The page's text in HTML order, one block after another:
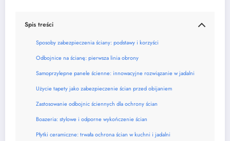
Spis treści
Sposoby zabezpieczenia ściany: podstawy i korzyści
Odbojnice na ścianę: pierwsza linia obrony
Samoprzylepne panele ścienne: innowacyjne rozwiązanie w jadalni
Użycie tapety jako zabezpieczenie ścian przed obijaniem
Zastosowanie odbojnic ściennych dla ochrony ścian
Boazeria: stylowe i odporne wykończenie ścian
Płytki ceramiczne: trwała ochrona ścian w kuchni i jadalni